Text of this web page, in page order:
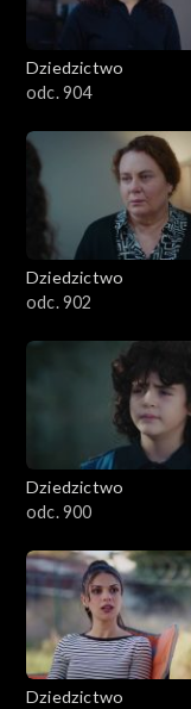
Dziedzictwo
odc. 904
Dziedzictwo
odc. 902
Dziedzictwo
odc. 900
Dziedzictwo